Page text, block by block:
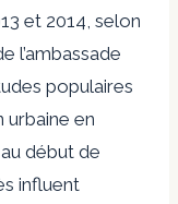
et 2014, selon
l’ambassade
populaires
en
début de
influent